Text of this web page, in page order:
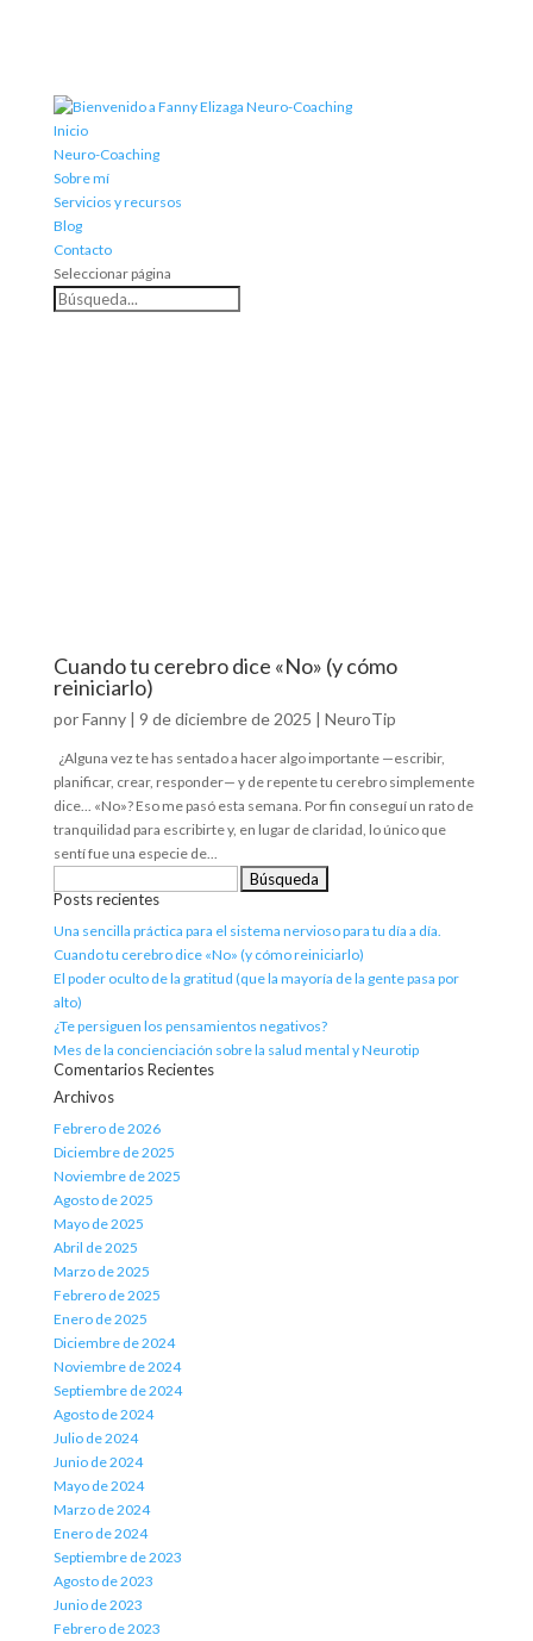
Inicio
Neuro-Coaching
Sobre mí
Servicios y recursos
Blog
Contacto
Seleccionar página
Cuando tu cerebro dice «No» (y cómo
reiniciarlo)
porFanny| 9 de diciembre de 2025 | NeuroTip
¿Alguna vez te has sentado a hacer algo importante —escribir,
planificar, crear, responder— y de repente tu cerebro simplemente
dice... «No»? Eso me pasó esta semana. Por fin conseguí un rato de
tranquilidad para escribirte y, en lugar de claridad, lo único que
sentí fue una especie de...
Posts recientes
Una sencilla práctica para el sistema nervioso para tu día a día.
Cuando tu cerebro dice «No» (y cómo reiniciarlo)
El poder oculto de la gratitud (que la mayoría de la gente pasa por
alto)
¿Te persiguen los pensamientos negativos?
Mes de la concienciación sobre la salud mental y Neurotip
Comentarios Recientes
Archivos
Febrero de 2026
Diciembre de 2025
Noviembre de 2025
Agosto de 2025
Mayo de 2025
Abril de 2025
Marzo de 2025
Febrero de 2025
Enero de 2025
Diciembre de 2024
Noviembre de 2024
Septiembre de 2024
Agosto de 2024
Julio de 2024
Junio de 2024
Mayo de 2024
Marzo de 2024
Enero de 2024
Septiembre de 2023
Agosto de 2023
Junio de 2023
Febrero de 2023